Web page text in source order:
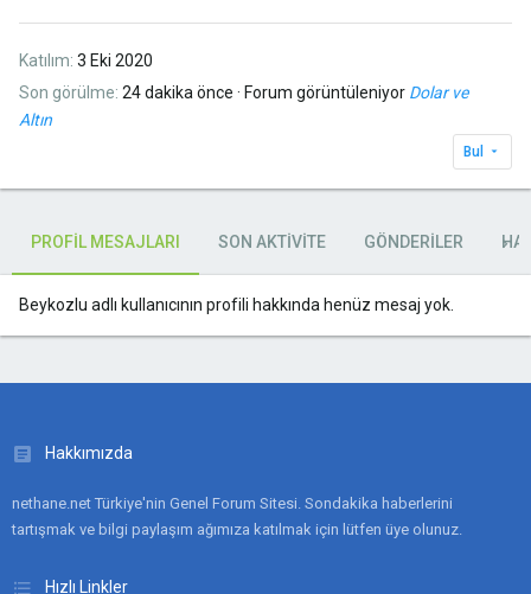
Katılım 3 Eki 2020
Son görülme 24 dakika önce · Forum görüntüleniyor Dolar ve
Altın
Bul
PROFIL MESAJLARI SON AKTIVITE GÖNDERILER
Beykozlu adlı kullanıcının profili hakkında henüz mesaj yok.
Hakkımızda
nethane.net Türkiye'nin Genel Forum Sitesi. Sondakika haberlerini
tartışmak ve bilgi paylaşım ağımıza katılmak için lütfen üye olunuz.
Hızlı Linkler